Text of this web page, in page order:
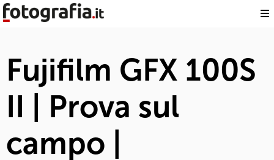
Fujifilm GFX 100S
II | Prova sul
campo |